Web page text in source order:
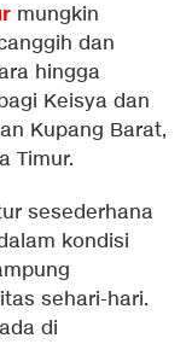
mungkin
dan
hingga
Keisya dan
Kupang Barat,
Timur.
sesederhana
kondisi
sehari-hari.
di